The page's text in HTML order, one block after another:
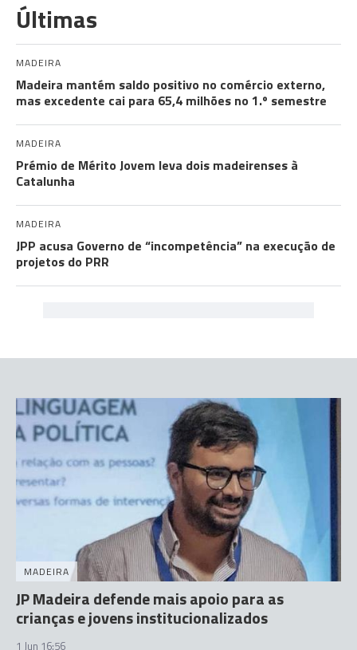
Últimas
MADEIRA
Madeira mantém saldo positivo no comércio externo,
mas excedente cai para 65,4 milhões no 1.º semestre
MADEIRA
Prémio de Mérito Jovem leva dois madeirenses à
Catalunha
MADEIRA
JPP acusa Governo de “incompetência” na execução de
projetos do PRR
MADEIRA
JP Madeira defende mais apoio para as
crianças e jovens institucionalizados
1 Jun 16:56